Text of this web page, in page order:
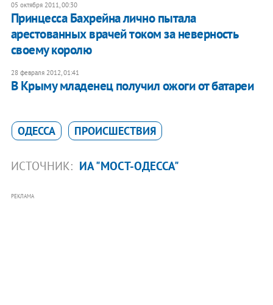
05 октября 2011, 00:30
Принцесса Бахрейна лично пытала
арестованных врачей током за неверность
своему королю
28 февраля 2012, 01:41
В Крыму младенец получил ожоги от батареи
ОДЕССА ПРОИСШЕСТВИЯ
ИСТОЧНИК: ИА "МОСТ-ОДЕССА"
РЕКЛАМА